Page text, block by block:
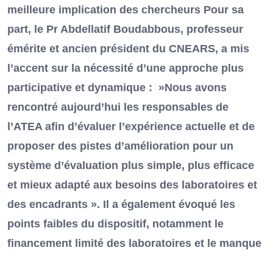
meilleure implication des chercheurs Pour sa
part, le Pr Abdellatif Boudabbous, professeur
émérite et ancien président du CNEARS, a mis
l’accent sur la nécessité d’une approche plus
participative et dynamique : »Nous avons
rencontré aujourd’hui les responsables de
l’ATEA afin d’évaluer l’expérience actuelle et de
proposer des pistes d’amélioration pour un
système d’évaluation plus simple, plus efficace
et mieux adapté aux besoins des laboratoires et
des encadrants ». Il a également évoqué les
points faibles du dispositif, notamment le
financement limité des laboratoires et le manque